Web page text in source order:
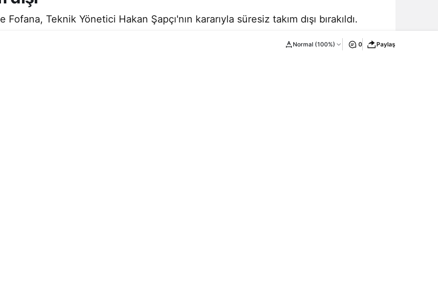
Teknik Yönetici Hakan Şapçı'nın kararıyla süresiz takım dışı bırakıldı.
Normal (100%) 0 Paylaş